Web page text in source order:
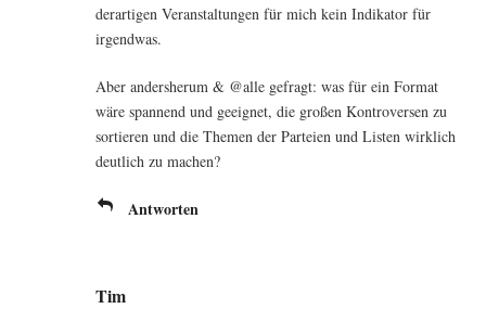
der­ar­ti­gen Ver­an­stal­tun­gen für mich kein Indi­ka­tor für
irgendwas.
Aber anders­her­um & @alle gefragt: was für ein For­mat
wäre span­nend und geeig­net, die gro­ßen Kon­tro­ver­sen zu
sor­tie­ren und die The­men der Par­tei­en und Lis­ten wirk­lich
deut­lich zu machen?
Antworten
Tim